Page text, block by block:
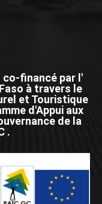
co-financé par l'
à travers le
et Touristique
d'Appui aux
de la
.